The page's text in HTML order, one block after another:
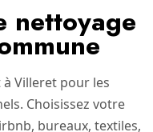
nettoyage
Villeret pour les
Choisissez votre
bureaux, textiles,